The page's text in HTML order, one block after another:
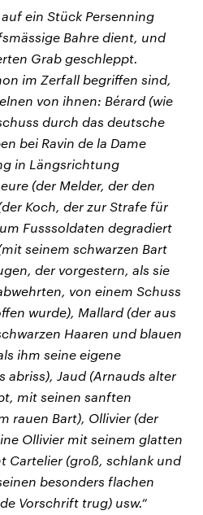
ein Stück Persenning
Bahre dient, und
Grab geschleppt.
im Zerfall begriffen sind,
von ihnen: Bérard (wie
durch das deutsche
bei Ravin de la Dame
in Längsrichtung
(der Melder, der den
Koch, der zur Strafe für
Fusssoldaten degradiert
seinem schwarzen Bart
der vorgestern, als sie
von einem Schuss
wurde), Mallard (der aus
Haaren und blauen
ihm seine eigene
abriss), Jaud (Arnauds alter
mit seinen sanften
rauen Bart), Ollivier (der
Ollivier mit seinem glatten
Cartelier (groß, schlank und
besonders flachen
Vorschrift trug) usw.“